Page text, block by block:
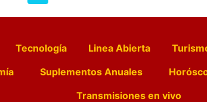
Tecnología Linea Abierta
Suplementos Anuales
Transmisiones en vivo